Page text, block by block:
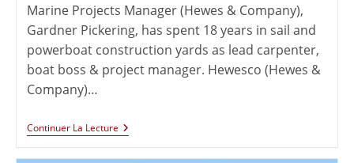
Marine Projects Manager (Hewes & Company),
Gardner Pickering, has spent 18 years in sail and
powerboat construction yards as lead carpenter,
boat boss & project manager. Hewesco (Hewes &
Company)…
Continuer La Lecture